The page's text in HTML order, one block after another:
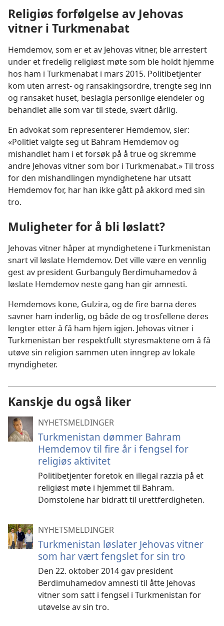
Religiøs forfølgelse av Jehovas
vitner i Turkmenabat
Hemdemov, som er et av Jehovas vitner, ble arrestert
under et fredelig religiøst møte som ble holdt hjemme
hos ham i Turkmenabat i mars 2015. Politibetjenter
kom uten arrest- og ransakingsordre, trengte seg inn
og ransaket huset, beslagla personlige eiendeler og
behandlet alle som var til stede, svært dårlig.
En advokat som representerer Hemdemov, sier:
«Politiet valgte seg ut Bahram Hemdemov og
mishandlet ham i et forsøk på å true og skremme
andre Jehovas vitner som bor i Turkmenabat.» Til tross
for den mishandlingen myndighetene har utsatt
Hemdemov for, har han ikke gått på akkord med sin
tro.
Muligheter for å bli løslatt?
Jehovas vitner håper at myndighetene i Turkmenistan
snart vil løslate Hemdemov. Det ville være en vennlig
gest av president Gurbanguly Berdimuhamedov å
løslate Hemdemov neste gang han gir amnesti.
Hemdemovs kone, Gulzira, og de fire barna deres
savner ham inderlig, og både de og trosfellene deres
lengter etter å få ham hjem igjen. Jehovas vitner i
Turkmenistan ber respektfullt styresmaktene om å få
utøve sin religion sammen uten inngrep av lokale
myndigheter.
Kanskje du også liker
NYHETSMELDINGER
Turkmenistan dømmer Bahram
Hemdemov til fire år i fengsel for
religiøs aktivitet
Politibetjenter foretok en illegal razzia på et
religiøst møte i hjemmet til Bahram.
Domstolene har bidratt til urettferdigheten.
NYHETSMELDINGER
Turkmenistan løslater Jehovas vitner
som har vært fengslet for sin tro
Den 22. oktober 2014 gav president
Berdimuhamedov amnesti til åtte Jehovas
vitner som satt i fengsel i Turkmenistan for
utøvelse av sin tro.